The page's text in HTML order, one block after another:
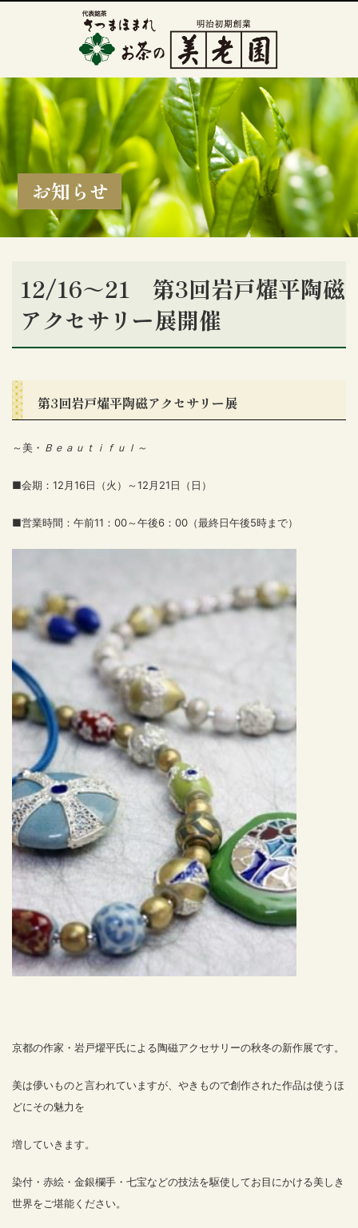
お知らせ
12/16～21 第3回岩戸燿平陶磁
アクセサリー展開催
第3回岩戸燿平陶磁アクセサリー展
～美・ Ｂｅａｕｔｉｆｕｌ～
■会期：12月16日（火）～12月21日（日）
■営業時間：午前11：00～午後6：00（最終日午後5時まで）
京都の作家・岩戸燿平氏による陶磁アクセサリーの秋冬の新作展です。
美は儚いものと言われていますが、やきもので創作された作品は使うほ
どにその魅力を
増していきます。
染付・赤絵・金銀欄手・七宝などの技法を駆使してお目にかける美しき
世界をご堪能ください。